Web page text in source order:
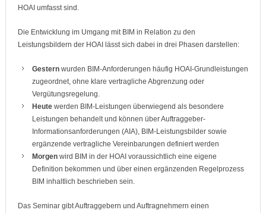
HOAI umfasst sind.
Die Entwicklung im Umgang mit BIM in Relation zu den
Leistungsbildern der HOAI lässt sich dabei in drei Phasen darstellen:
Gesternwurden BIM-Anforderungen häufig HOAI-Grundleistungen
zugeordnet, ohne klare vertragliche Abgrenzung oder
Vergütungsregelung.
Heutewerden BIM-Leistungen überwiegend als besondere
Leistungen behandelt und können über Auftraggeber-
Informationsanforderungen (AIA), BIM-Leistungsbilder sowie
ergänzende vertragliche Vereinbarungen definiert werden
Morgenwird BIM in der HOAI voraussichtlich eine eigene
Definition bekommen und über einen ergänzenden Regelprozess
BIM inhaltlich beschrieben sein.
Das Seminar gibt Auftraggebern und Auftragnehmern einen